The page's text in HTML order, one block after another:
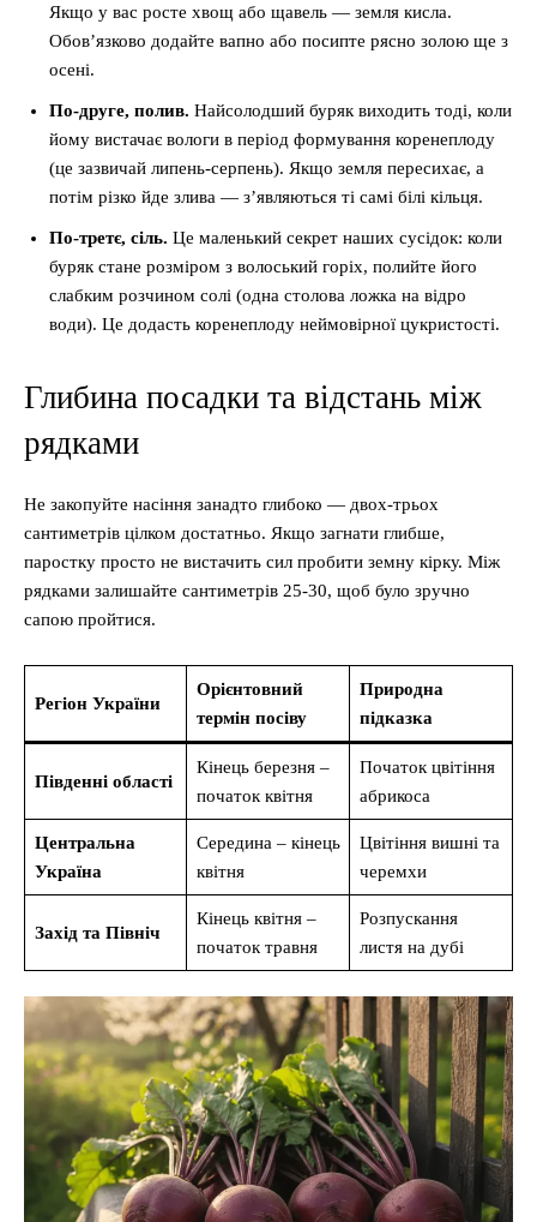
Якщо у вас росте хвощ або щавель — земля кисла.
Обов’язково додайте вапно або посипте рясно золою ще з
осені.
По-друге, полив. Найсолодший буряк виходить тоді, коли
йому вистачає вологи в період формування коренеплоду
(це зазвичай липень-серпень). Якщо земля пересихає, а
потім різко йде злива — з’являються ті самі білі кільця.
По-третє, сіль. Це маленький секрет наших сусідок: коли
буряк стане розміром з волоський горіх, полийте його
слабким розчином солі (одна столова ложка на відро
води). Це додасть коренеплоду неймовірної цукристості.
Глибина посадки та відстань між
рядками
Не закопуйте насіння занадто глибоко — двох-трьох
сантиметрів цілком достатньо. Якщо загнати глибше,
паростку просто не вистачить сил пробити земну кірку. Між
рядками залишайте сантиметрів 25-30, щоб було зручно
сапою пройтися.
Регіон України
Орієнтовний
термін посіву
Природна
підказка
Південні області
Кінець березня –
початок квітня
Початок цвітіння
абрикоса
Центральна
Україна
Середина – кінець
квітня
Цвітіння вишні та
черемхи
Захід та Північ
Кінець квітня –
початок травня
Розпускання
листя на дубі